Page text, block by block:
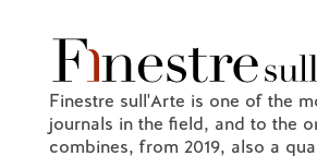
Finestre sull'Arte is one of the
journals in the field, and to the
combines, from 2019, also a